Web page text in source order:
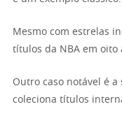
Mesmo com estrelas
títulos da NBA em oito
Outro caso notável é
coleciona títulos